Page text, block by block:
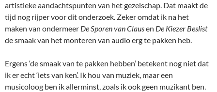
artistieke aandachtspunten van het gezelschap. Dat maakt de
tijd nog rijper voor dit onderzoek. Zeker omdat ik na het
maken van ondermeer De Sporen van Clausen De Kiezer Beslist
de smaak van het monteren van audio erg te pakken heb.
Ergens ‘de smaak van te pakken hebben’ betekent nog niet dat
ik er echt ‘iets van ken’. Ik hou van muziek, maar een
musicoloog ben ik allerminst, zoals ik ook geen muzikant ben.